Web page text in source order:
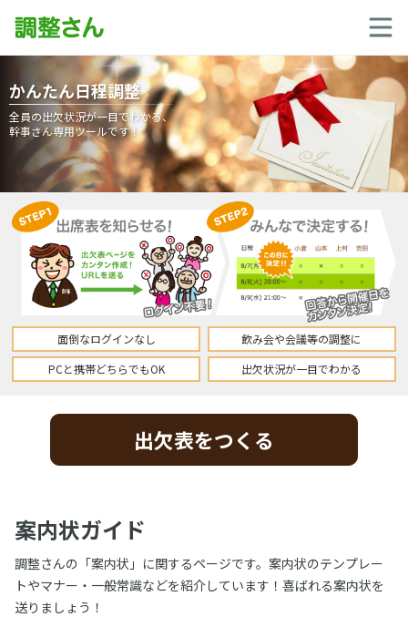
かんたん日程調整
全員の出欠状況が一目でわかる、
幹事さん専用ツールです！
面倒なログインなし
飲み会や会議等の調整に
PCと携帯どちらでもOK
出欠状況が一目でわかる
出欠表をつくる
案内状ガイド
調整さんの「案内状」に関するページです。案内状のテンプレー
トやマナー・一般常識などを紹介しています！喜ばれる案内状を
送りましょう！